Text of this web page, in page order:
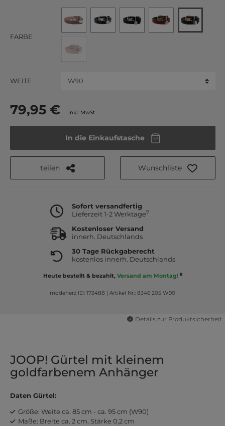
FARBE
WEITE
79,95 € inkl. MwSt.
In die Einkaufstasche
teilen Wunschliste
Sofort versandfertig
Lieferzeit 1-2 Werktage7
Kostenloser Versand
innerh. Deutschlands
30 Tage Rückgaberecht
kostenlos innerh. Deutschlands
Heute bestellt & bezahlt, Versand am Montag! 8
modeherz ID: 173488 Artikel Nr.: 8346 205 W90
Details zur Produktsicherheit
JOOP! Gürtel mit kleinem
goldfarbenem Anhänger
Daten Gürtel:
Größe: Weite ca. 85 cm - ca. 95 cm (W90)
Maße: Breite ca. 2 cm, Stärke 0,2 cm